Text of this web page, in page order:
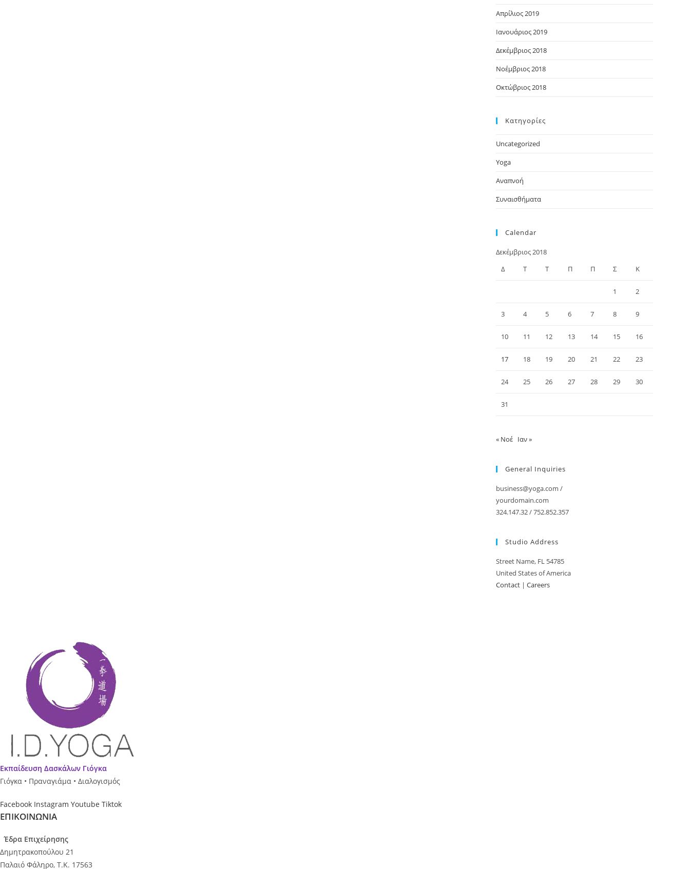
Απρίλιος 2019
Ιανουάριος 2019
Δεκέμβριος 2018
Νοέμβριος 2018
Οκτώβριος 2018
Kατηγορίες
Uncategorized
Yoga
Αναπνοή
Συναισθήματα
Calendar
Δεκέμβριος 2018
Δ
Τ Τ Π Π Σ Κ
1 2
3 4 5 6 7 8 9
10 11 12 13 14 15 16
17 18 19 20 21 22 23
24 25 26 27 28 29 30
31
« Νοέ Ιαν »
General Inquiries
business@yoga.com /
yourdomain.com
324.147.32 / 752.852.357
Studio Address
Street Name, FL 54785
United States of America
Contact | Careers
Εκπαίδευση Δασκάλων Γιόγκα
Γιόγκα • Πραναγιάμα • Διαλογισμός
Facebook Instagram Youtube Tiktok
ΕΠΙΚΟΙΝΩΝΙΑ
Έδρα Επιχείρησης
Δημητρακοπούλου 21
Παλαιό Φάληρο, Τ.Κ. 17563